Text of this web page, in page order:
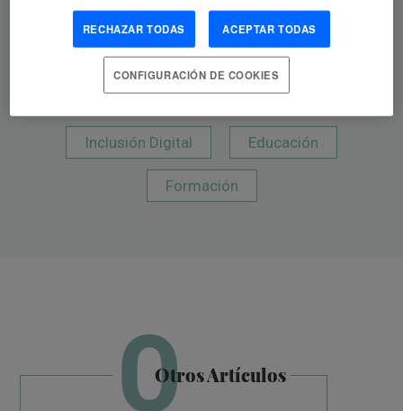
TEMAS DESTACADOS:
Inclusión Digital Educación
Formación
OOtros Artículos
RECHAZAR TODAS ACEPTAR TODAS
CONFIGURACIÓN DE COOKIES